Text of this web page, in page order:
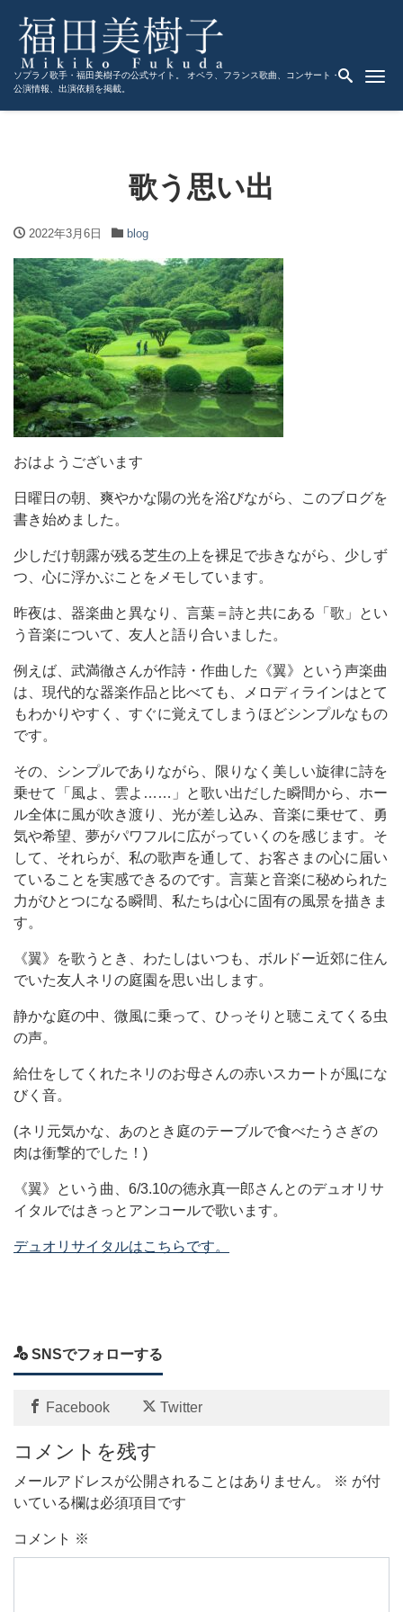
ソプラノ歌手・福田美樹子の公式サイト。 オペラ、フランス歌曲、コンサート・
公演情報、出演依頼を掲載。
歌う思い出
2022年3月6日 blog
おはようございます
日曜日の朝 、爽やかな陽の光を浴びながら、
このブログを
書き始めました。
少しだけ朝露が残る芝生の上 を裸足で歩きながら、 少しず
つ、 心に浮かぶこと をメモしています。
昨夜は 、器楽曲と異なり 言葉＝詩と共にある「 歌 」
とい
う音楽について
、友人と語り合いました。
例えば 武満徹さんが作詩・作曲した《翼》という 声楽曲
は
現代的な器楽作品と比べても
、メロディラインはとて
もわかりやすく、すぐに覚えてしまうほどシンプルなもの
です。
その 、シンプルでありながら、限りなく 美しい旋律に詩を
乗せて
「 風よ、雲よ …… 」 と歌い出だした瞬間から
、ホー
ル全体に風が吹き渡り、光が差し込み、 音楽に乗せて、勇
気や希望、夢がパワフルに広がっていくのを感じます。そ
して、それらが、私の歌声を通して、お客さまの心に届い
ていることを実感できるのです。 言葉と音楽に秘められた
力がひとつになる瞬間 、私たちは心に固有の風景を描きま
す。
《翼》 を歌うとき、 わたしはいつも、ボルドー近郊に住ん
でいた友人 ネリ の庭園 を思い出します。
静かな庭の中、微風に乗って、 ひっそりと聴こえてくる虫
の声。
給仕をしてくれたネリのお母さんの赤いスカートが風にな
びく音。
(ネリ元気かな、あのとき庭のテーブルで食べたうさぎの
肉は衝撃的でした ！ )
《翼》という曲、 6/3.10の徳永真一郎さんとのデュオリサ
イタルではきっとアンコールで歌います。
デュオリサイタルはこちらです。
SNSでフォローする
Facebook Twitter
コメントを残す
メールアドレスが公開されることはありません。 ※ が付
いている欄は必須項目です
コメント ※